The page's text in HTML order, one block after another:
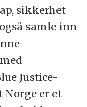
sikkerhet
samle inn
Justice-
Norge er et